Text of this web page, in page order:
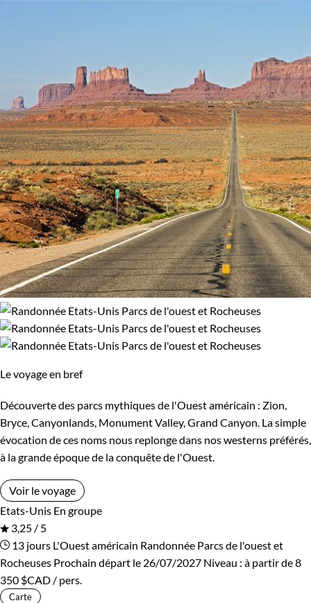
Randonnée
Âge des enfants
Les 6/9 ans Les 14/16 ans
Confort
Bivouac, sous tente Standard
Environnement
Montagne Patrimoine et Nature
Le voyage en bref
Découverte des parcs mythiques de l'Ouest américain : Zion,
Bryce, Canyonlands, Monument Valley, Grand Canyon. La simple
évocation de ces noms nous replonge dans nos westerns préférés,
à la grande époque de la conquête de l'Ouest.
Voir le voyage
Etats-Unis En groupe
3,25 / 5
13 jours L'Ouest américain Randonnée Parcs de l'ouest et
Rocheuses Prochain départ le 26/07/2027 Niveau : à partir de8
350 $CAD / pers.
Carte